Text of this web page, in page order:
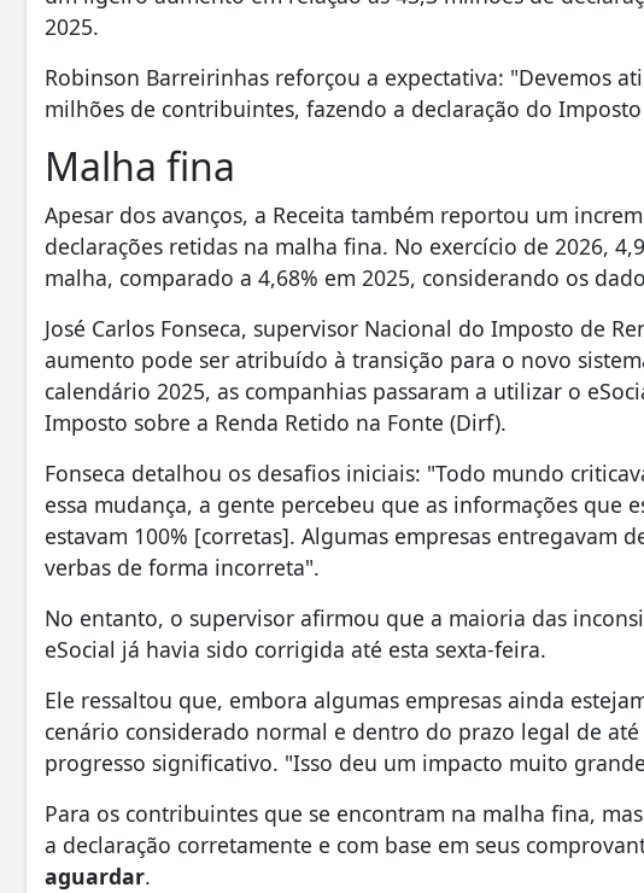
2025.
Robinson Barreirinhas reforçou a expectativa: "Devemos
milhões de contribuintes, fazendo a declaração do
Malha fina
Apesar dos avanços, a Receita também reportou um
declarações retidas na malha fina. No exercício de 2026,
malha, comparado a 4,68% em 2025, considerando os
José Carlos Fonseca, supervisor Nacional do Imposto de
aumento pode ser atribuído à transição para o novo
calendário 2025, as companhias passaram a utilizar o
Imposto sobre a Renda Retido na Fonte (Dirf).
Fonseca detalhou os desafios iniciais: "Todo mundo
essa mudança, a gente percebeu que as informações que
estavam 100% [corretas]. Algumas empresas entregavam
verbas de forma incorreta".
No entanto, o supervisor afirmou que a maioria das
eSocial já havia sido corrigida até esta sexta-feira.
Ele ressaltou que, embora algumas empresas ainda
cenário considerado normal e dentro do prazo legal de
progresso significativo. "Isso deu um impacto muito
Para os contribuintes que se encontram na malha fina,
a declaração corretamente e com base em seus
aguardar.